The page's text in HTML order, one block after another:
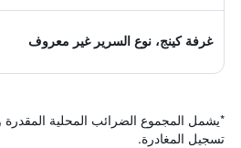
غرفة كينج، نوع السرير غير معروف
*يشمل المجموع الضرائب المحلية
تسجيل المغادرة.